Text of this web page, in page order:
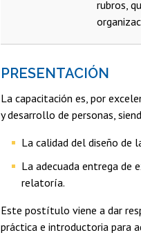
rubros,
PRESENTACIÓN
La capacitación es, por
y desarrollo de personas,
La calidad del diseño
La adecuada entrega de
relatoría.
Este postítulo viene a dar
práctica e introductoria para